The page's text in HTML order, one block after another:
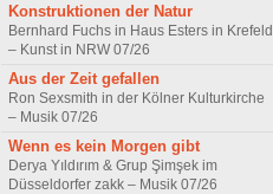
Konstruktionen der Natur
Bernhard Fuchs in Haus Esters in Krefeld
– Kunst in NRW 07/26
Aus der Zeit gefallen
Ron Sexsmith in der Kölner Kulturkirche
– Musik 07/26
Wenn es kein Morgen gibt
Derya Yıldırım & Grup Şimşek im
Düsseldorfer zakk – Musik 07/26